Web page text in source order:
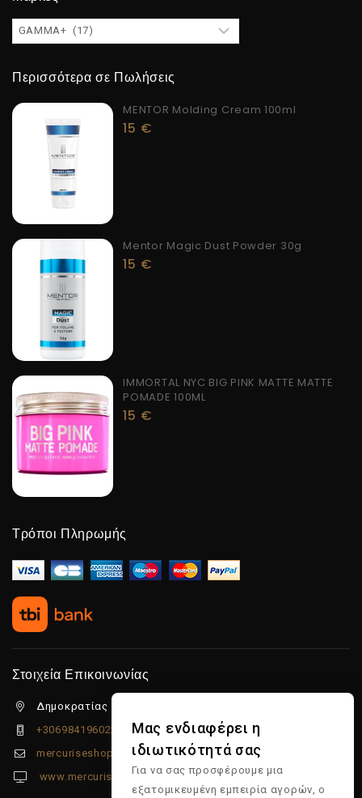
Περισσότερα σε Πωλήσεις
MENTOR Molding Cream 100ml
15 €
Mentor Magic Dust Powder 30g
15 €
IMMORTAL NYC BIG PINK MATTE MATTE
POMADE 100ML
15 €
Τρόποι Πληρωμής
Στοιχεία Επικοινωνίας
Δημοκρατίας 5β Λιμένας Χερσονήσου, 70014
+306984196022
mercuriseshop@gmail.com
www.mercuriseshop.gr
Μας ενδιαφέρει η
ιδιωτικότητά σας
Για να σας προσφέρουμε μια
εξατομικευμένη εμπειρία αγορών, ο